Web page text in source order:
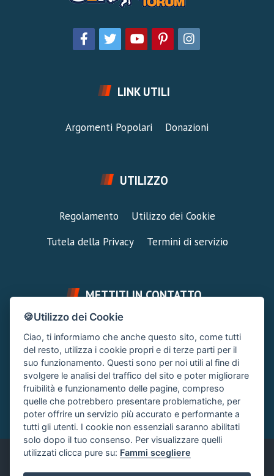
LINK UTILI
Argomenti Popolari Donazioni
UTILIZZO
Regolamento
Utilizzo dei Cookie
Tutela della Privacy
Termini di servizio
METTITI IN CONTATTO
FAI UNA DOMANDA
Chiedi un Consiglio
Area Ticket
CONTATTA L'AMMINISTRAZIONE
Clicca quì
Italiano
🍪Utilizzo dei Cookie
Ciao, ti informiamo che anche questo sito, come tutti
del resto, utilizza i cookie propri e di terze parti per il
suo funzionamento. Questi sono per noi utili al fine di
svolgere le analisi del traffico del sito e poter migliorare
fruibilità e funzionamento delle pagine, compreso
quelle che potrebbero presentare problematiche, per
poter offrire un servizio più accurato e performante a
tutti gli utenti. I cookie non essenziali saranno abilitati
solo dopo il tuo consenso. Per visualizzare quelli
utilizzati clicca pure su: Fammi scegliere